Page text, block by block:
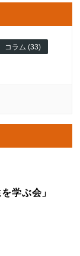
コラム (33)
学ぶ会」